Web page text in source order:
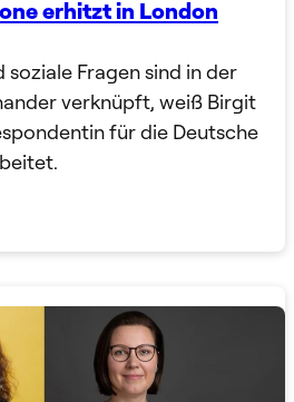
erhitzt in London
Fragen sind in der
verknüpft, weiß Birgit
für die Deutsche